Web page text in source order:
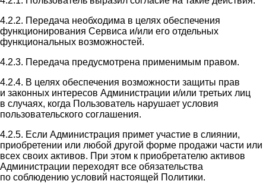
4.2.2. Передача необходима в целях обеспечения
функционирования Сервиса и/или его отдельных
функциональных возможностей.
4.2.3. Передача предусмотрена применимым правом.
4.2.4. В целях обеспечения возможности защиты прав
и законных интересов Администрации и/или третьих лиц
в случаях, когда Пользователь нарушает условия
пользовательского соглашения.
4.2.5. Если Администрация примет участие в слиянии,
приобретении или любой другой форме продажи части или
всех своих активов. При этом к приобретателю активов
Администрации переходят все обязательства
по соблюдению условий настоящей Политики.